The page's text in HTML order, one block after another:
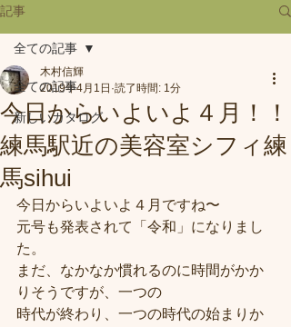
記事
全ての記事
新しいカタログ
全ての記事
今日からいよいよ４月！！
練馬駅近の美容室シフィ練
馬sihui
木村信輝
2019年4月1日 読了時間: 1分
今日からいよいよ４月ですね〜
元号も発表されて「令和」になりまし
た。
まだ、なかなか慣れるのに時間がかか
りそうですが、一つの
時代が終わり、一つの時代の始まりか